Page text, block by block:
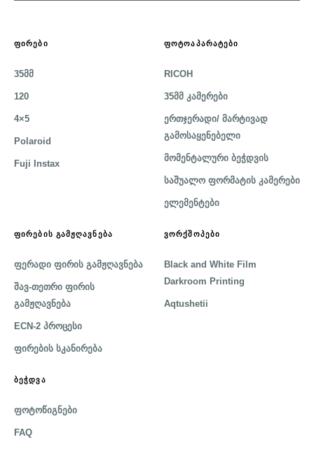
ᲤᲘᲠᲔᲑᲘ
35მმ
120
4×5
Polaroid
Fuji Instax
ᲤᲝᲢᲝᲐᲞᲐᲠᲐᲢᲔᲑᲘ
RICOH
35მმ კამერები
ერთჯერადი/ მარტივად
გამოსაყენებელი
მომენტალური ბეჭდვის
საშუალო ფორმატის კამერები
ელემენტები
ᲤᲘᲠᲔᲑᲘᲡ ᲒᲐᲛᲟᲦᲐᲕᲜᲔᲑᲐ
ფერადი ფირის გამჟღავნება
შავ-თეთრი ფირის
გამჟღავნება
ECN-2 პროცესი
ფირების სკანირება
ᲕᲝᲠᲥᲨᲝᲞᲔᲑᲘ
Black and White Film
Darkroom Printing
Aqtushetii
ᲑᲔᲭᲓᲕᲐ
ფოტოწიგნები
FAQ